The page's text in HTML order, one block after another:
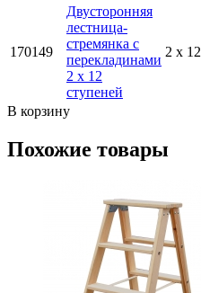
170149
Двусторонняя
лестница-
стремянка с
перекладинами
2 x 12
ступеней
2 x 12
В корзину
Похожие товары